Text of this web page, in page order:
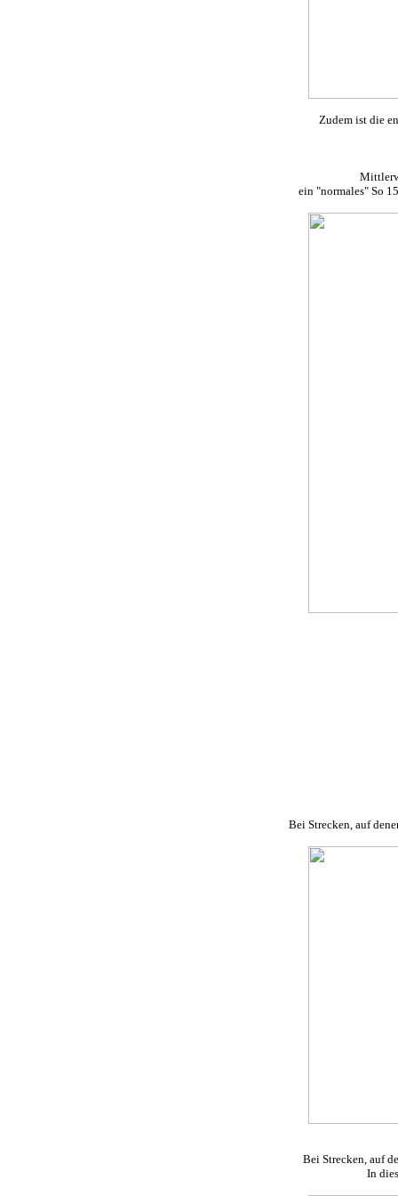
Zudem ist die
ein "normales" So
Bei Strecken, auf
Bei Strecken, auf
In